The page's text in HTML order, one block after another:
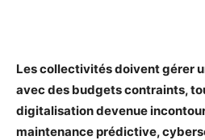
Les collectivités doivent gérer
avec des budgets contraints,
digitalisation devenue
maintenance prédictive,